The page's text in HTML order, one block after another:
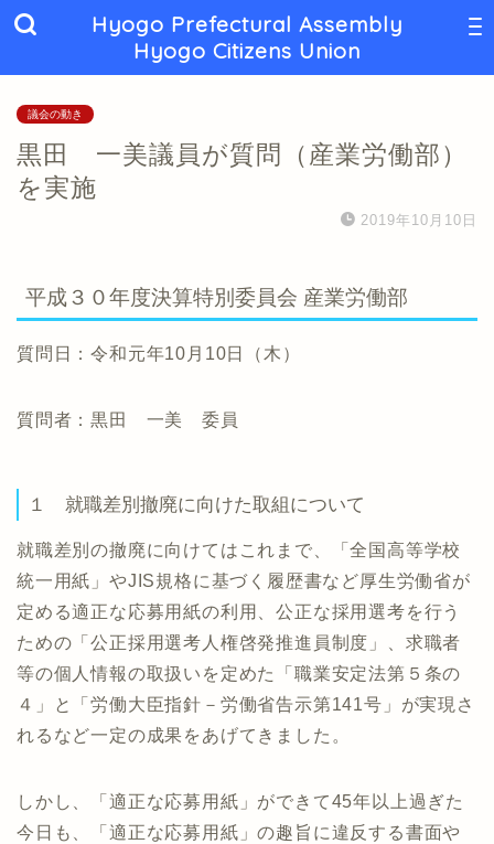
Hyogo Prefectural Assembly
Hyogo Citizens Union
議会の動き
黒田 一美議員が質問（産業労働部）
を実施
2019年10月10日
平成３０年度決算特別委員会 産業労働部
質問日：令和元年10月10日（木）
質問者：黒田 一美 委員
１ 就職差別撤廃に向けた取組について
就職差別の撤廃に向けてはこれまで、「全国高等学校
統一用紙」やJIS規格に基づく履歴書など厚生労働省が
定める適正な応募用紙の利用、公正な採用選考を行う
ための「公正採用選考人権啓発推進員制度」、求職者
等の個人情報の取扱いを定めた「職業安定法第５条の
４」と「労働大臣指針－労働省告示第141号」が実現さ
れるなど一定の成果をあげてきました。
しかし、「適正な応募用紙」ができて45年以上過ぎた
今日も、「適正な応募用紙」の趣旨に違反する書面や